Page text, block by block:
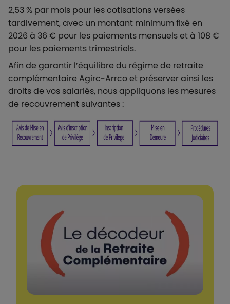
2,53 % par mois pour les cotisations versées
tardivement, avec un montant minimum fixé en
2026 à 36 € pour les paiements mensuels et à 108 €
pour les paiements trimestriels.
Afin de garantir l’équilibre du régime de retraite
complémentaire Agirc-Arrco et préserver ainsi les
droits de vos salariés, nous appliquons les mesures
de recouvrement suivantes :